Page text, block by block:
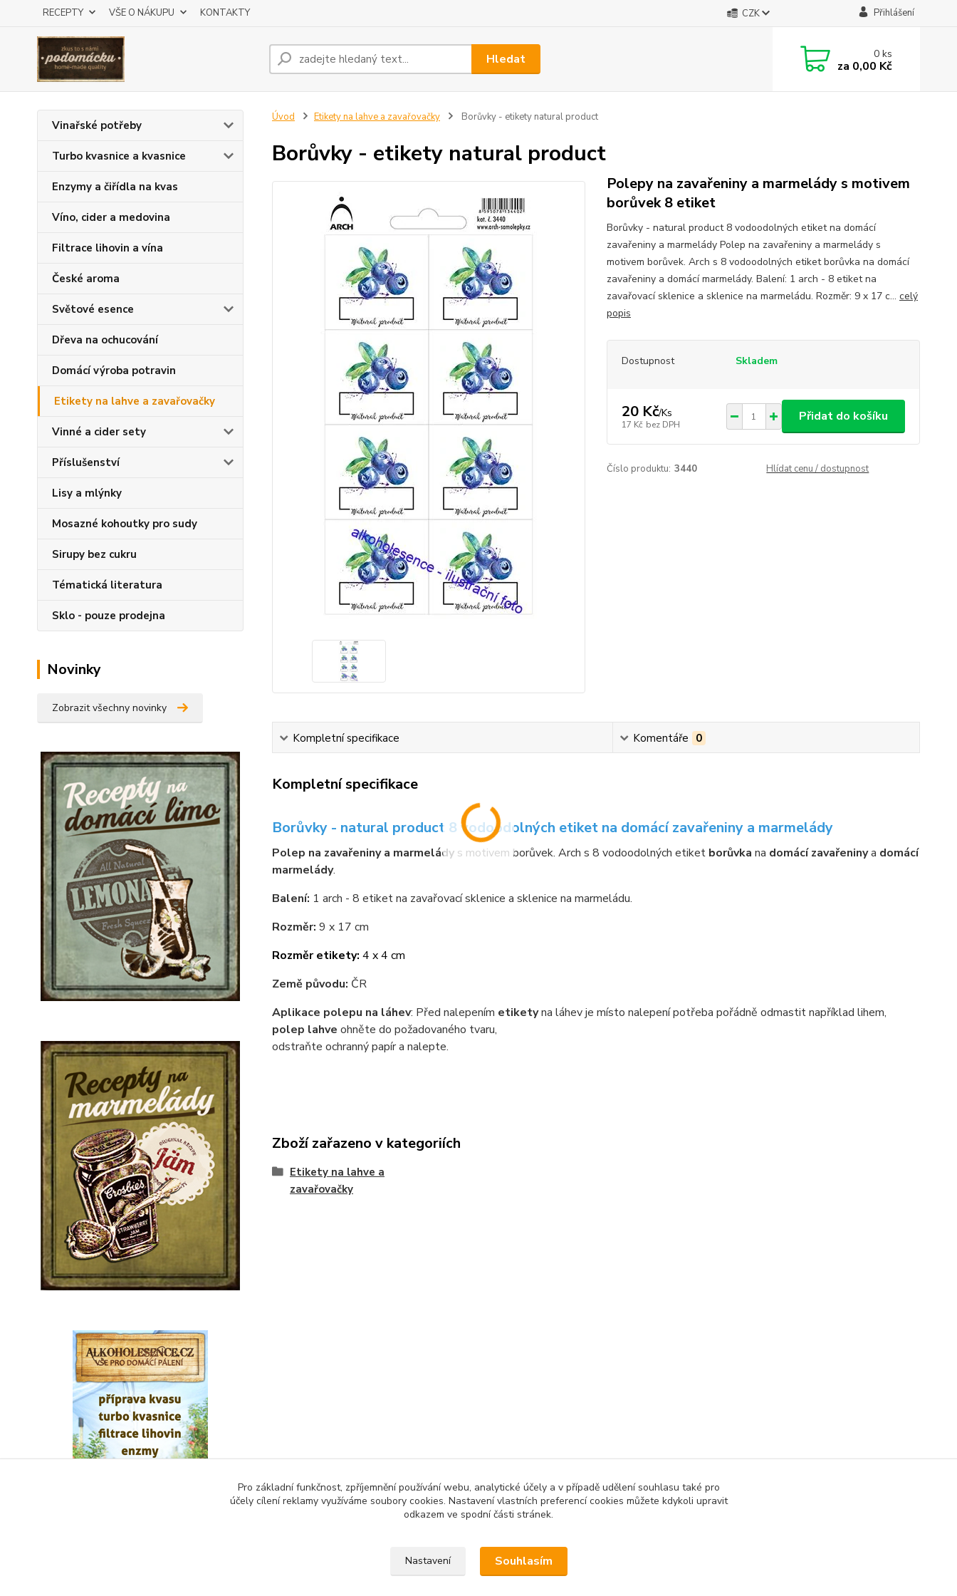
RECEPTY VŠE O NÁKUPU KONTAKTY CZK Přihlášení
Hledat 0ks
za 0,00 Kč
Vinařské potřeby
Turbo kvasnice a kvasnice
Enzymy a čiřídla na kvas
Víno, cider a medovina
Filtrace lihovin a vína
České aroma
Světové esence
Dřeva na ochucování
Domácí výroba potravin
Etikety na lahve a zavařovačky
Vinné a cider sety
Příslušenství
Lisy a mlýnky
Mosazné kohoutky pro sudy
Sirupy bez cukru
Tématická literatura
Sklo - pouze prodejna
Novinky
Zobrazit všechny novinky
Úvod Etikety na lahve a zavařovačky Borůvky - etikety natural product
Borůvky - etikety natural product
Polepy na zavařeniny a marmelády s motivem
borůvek 8 etiket
Borůvky - natural product 8 vodoodolných etiket na domácí
zavařeniny a marmelády Polep na zavařeniny a marmelády s
motivem borůvek. Arch s 8 vodoodolných etiket borůvka na domácí
zavařeniny a domácí marmelády. Balení: 1 arch - 8 etiket na
zavařovací sklenice a sklenice na marmeládu. Rozměr: 9 x 17 c... celý
popis
Dostupnost Skladem
20 Kč/Ks
17 Kč bez DPH
Přidat do košíku
Číslo produktu: 3440 Hlídat cenu / dostupnost
Kompletní specifikace Komentáře 0
Kompletní specifikace
Borůvky - natural product 8 vodoodolných etiket na domácí zavařeniny a marmelády
Polep na zavařeniny a marmeládys motivem borůvek. Arch s 8 vodoodolných etiket borůvka na domácí zavařeninya domácí
marmelády.
Balení: 1 arch - 8 etiket na zavařovací sklenice a sklenice na marmeládu.
Rozměr: 9 x 17 cm
Rozměr etikety: 4 x 4 cm
Země původu: ČR
Aplikace polepu na láhev: Před nalepením etiketyna láhev je místo nalepení potřeba pořádně odmastit například lihem,
polep lahve ohněte do požadovaného tvaru,
odstraňte ochranný papír a nalepte.
Zboží zařazeno v kategoriích
Etikety na lahve a
zavařovačky
Pro základní funkčnost, zpříjemnění používání webu, analytické účely a v případě udělení souhlasu také pro
účely cílení reklamy využíváme soubory cookies. Nastavení vlastních preferencí cookies můžete kdykoli upravit
odkazem ve spodní části stránek.
Nastavení Souhlasím